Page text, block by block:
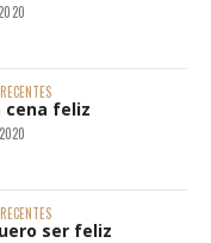
RECENTES
cena feliz
RECENTES
ser feliz